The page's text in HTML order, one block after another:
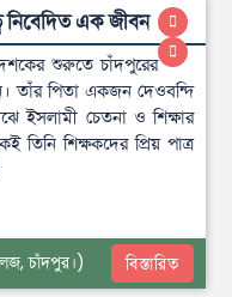
নিবেদিত এক জীবন
শুরুতে চাঁদপুরের
তাঁর পিতা একজন দেওবন্দি
ইসলামী চেতনা ও শিক্ষার
তিনি শিক্ষকদের প্রিয় পাত্র
চাঁদপুর।) বিস্তারিত